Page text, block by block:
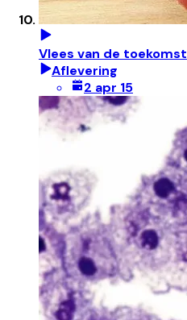
Vlees van de toekomst
Aflevering
2 apr 15